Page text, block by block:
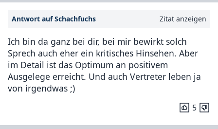
Antwort auf Schachfuchs Zitat anzeigen
Ich bin da ganz bei dir, bei mir bewirkt solch
Sprech auch eher ein kritisches Hinsehen. Aber
im Detail ist das Optimum an positivem
Ausgelege erreicht. Und auch Vertreter leben ja
von irgendwas ;)
5